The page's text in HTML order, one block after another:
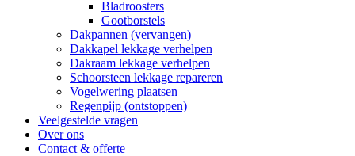
Bladroosters
Gootborstels
Dakpannen (vervangen)
Dakkapel lekkage verhelpen
Dakraam lekkage verhelpen
Schoorsteen lekkage repareren
Vogelwering plaatsen
Regenpijp (ontstoppen)
Veelgestelde vragen
Over ons
Contact & offerte